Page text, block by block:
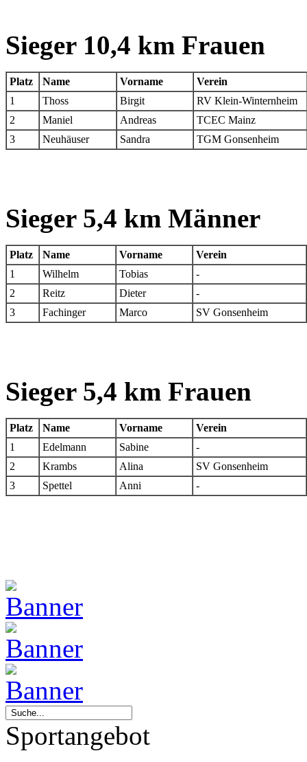
Sieger 10,4 km Frauen
Platz Name Vorname
Verein
1
Thoss Birgit
RV Klein-Winternheim
2
Maniel Andreas
TCEC Mainz
3
Neuhäuser Sandra TGM Gonsenheim
Sieger 5,4 km Männer
Platz Name Vorname
Verein
1
Wilhelm Tobias
-
2
Reitz Dieter
-
3
Fachinger Marco SV Gonsenheim
Sieger 5,4 km Frauen
Platz Name Vorname
Verein
1
Edelmann Sabine
-
2
Krambs Alina
SV Gonsenheim
3
Spettel Anni -
Sportangebot